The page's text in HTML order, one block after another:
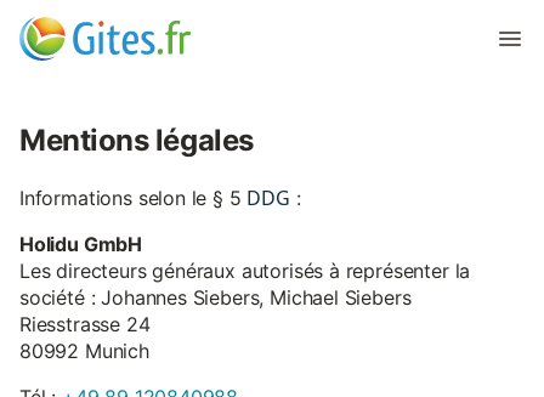
Mentions légales
Informations selon le § 5 DDG :
Holidu GmbH
Les directeurs généraux autorisés à représenter la
société : Johannes Siebers, Michael Siebers
Riesstrasse 24
80992 Munich